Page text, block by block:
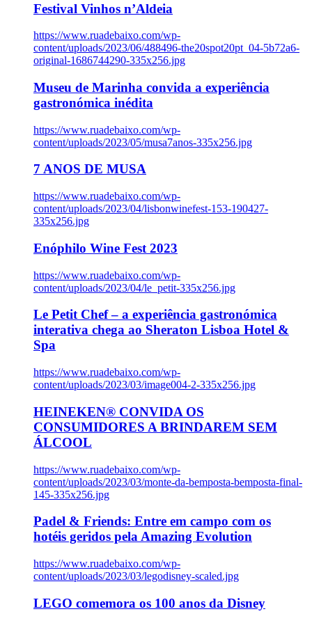
Festival Vinhos n’Aldeia
https://www.ruadebaixo.com/wp-
content/uploads/2023/06/488496-the20spot20pt_04-5b72a6-
original-1686744290-335x256.jpg
Museu de Marinha convida a experiência
gastronómica inédita
https://www.ruadebaixo.com/wp-
content/uploads/2023/05/musa7anos-335x256.jpg
7 ANOS DE MUSA
https://www.ruadebaixo.com/wp-
content/uploads/2023/04/lisbonwinefest-153-190427-
335x256.jpg
Enóphilo Wine Fest 2023
https://www.ruadebaixo.com/wp-
content/uploads/2023/04/le_petit-335x256.jpg
Le Petit Chef – a experiência gastronómica
interativa chega ao Sheraton Lisboa Hotel &
Spa
https://www.ruadebaixo.com/wp-
content/uploads/2023/03/image004-2-335x256.jpg
HEINEKEN® CONVIDA OS
CONSUMIDORES A BRINDAREM SEM
ÁLCOOL
https://www.ruadebaixo.com/wp-
content/uploads/2023/03/monte-da-bemposta-bemposta-final-
145-335x256.jpg
Padel & Friends: Entre em campo com os
hotéis geridos pela Amazing Evolution
https://www.ruadebaixo.com/wp-
content/uploads/2023/03/legodisney-scaled.jpg
LEGO comemora os 100 anos da Disney